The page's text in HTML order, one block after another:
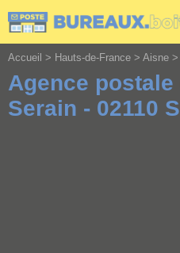
Accueil > Hauts-de-France > Aisne >
Agence
Serain - 02110